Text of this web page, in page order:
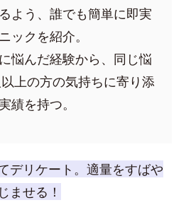
よう、誰でも簡単に即実
ックを紹介。
悩んだ経験から、同じ悩
上の方の気持ちに寄り添
績を持つ。
デリケート。適量をすばや
ませる！